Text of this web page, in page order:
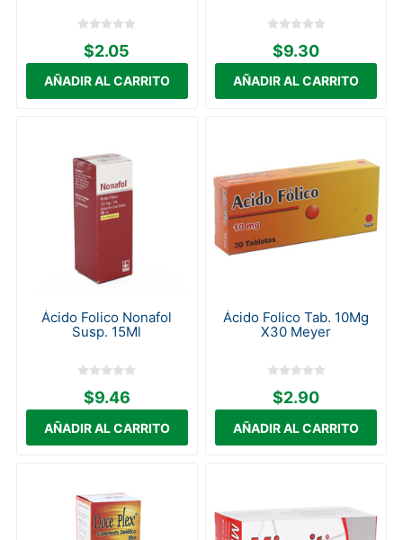
$2.05 $9.30
Ácido Folico Nonafol
Susp. 15Ml
$9.46
Ácido Folico Tab. 10Mg
X30 Meyer
$2.90